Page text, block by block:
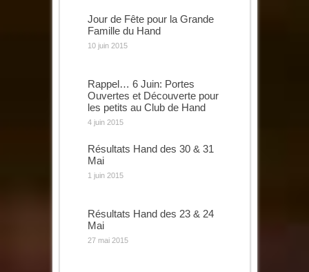
Jour de Fête pour la Grande
Famille du Hand
10 juin 2015
Rappel… 6 Juin: Portes
Ouvertes et Découverte pour
les petits au Club de Hand
4 juin 2015
Résultats Hand des 30 & 31
Mai
1 juin 2015
Résultats Hand des 23 & 24
Mai
27 mai 2015